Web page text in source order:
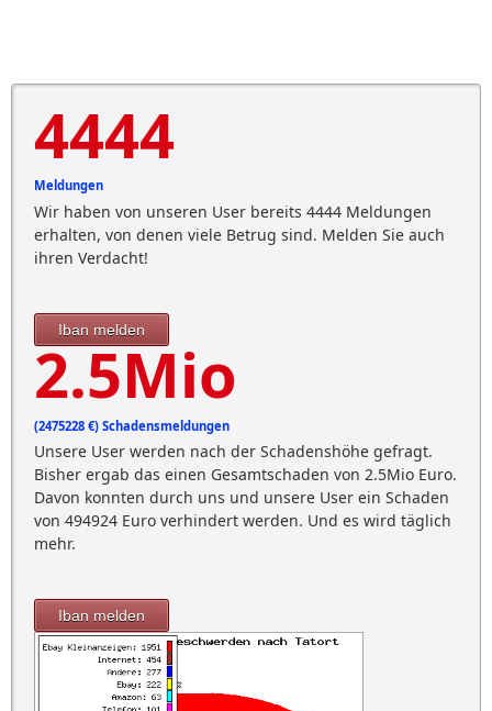
4444
Meldungen
Wir haben von unseren User bereits 4444 Meldungen
erhalten, von denen viele Betrug sind. Melden Sie auch
ihren Verdacht!
Iban melden
2.5Mio
(2475228 €) Schadensmeldungen
Unsere User werden nach der Schadenshöhe gefragt.
Bisher ergab das einen Gesamtschaden von 2.5Mio Euro.
Davon konnten durch uns und unsere User ein Schaden
von 494924 Euro verhindert werden. Und es wird täglich
mehr.
Iban melden